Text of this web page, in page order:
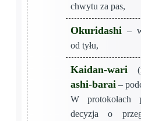
chwytu za pas,
Okuridashi–
od tyłu,
Kaidan-wari
ashi-barai–
W protokołach
decyzja o